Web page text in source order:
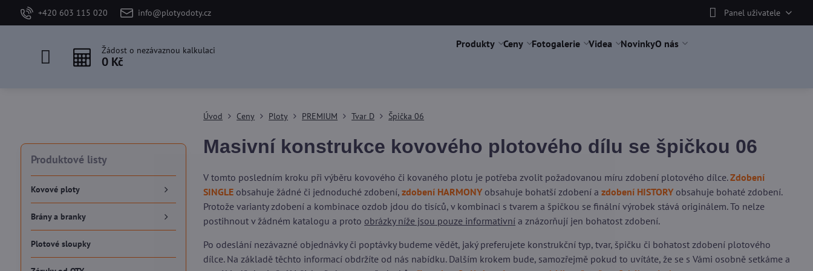
+420 603 115 020 info@plotyodoty.cz Panel uživatele
Žádost o nezávaznou kalkulaci
0 Kč
Produkty Ceny Fotogalerie Videa NovinkyO nás
Úvod Ceny Ploty PREMIUM Tvar D Špička 06
Masivní konstrukce kovového plotového dílu se špičkou 06
V tomto posledním kroku při výběru kovového či kovaného plotu je potřeba zvolit požadovanou míru zdobení plotového dílce.Zdobení
SINGLE obsahuje žádné či jednoduché zdobení,zdobení HARMONYobsahuje bohatší zdobení a zdobení HISTORYobsahuje bohaté zdobení.
Protože varianty zdobení a kombinace ozdob jdou do tisíců, v kombinaci s tvarem a špičkou se finální výrobek stává originálem. To nelze
postihnout v žádném katalogu a proto obrázky níže jsou pouze informativní a znázorňují jen bohatost zdobení.
Po odeslání nezávazné objednávky či poptávky budeme vědět, jaký preferujete konstrukční typ, tvar, špičku či bohatost zdobení plotového
dílce. Na základě těchto informací obdržíte od nás nabídku. Dalším krokem bude, samozřejmě pokud to uvítáte, že se s Vámi osobně setkáme a
Produktové listy
Kovové ploty
Brány a branky
Plotové sloupky